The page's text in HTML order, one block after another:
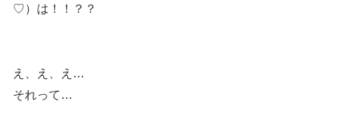
♡）は！！？？
え、え、え…
それって…